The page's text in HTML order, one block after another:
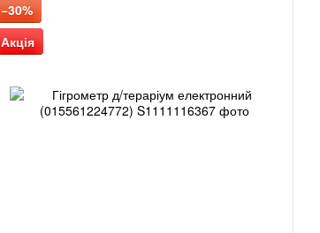
−30%
Акція